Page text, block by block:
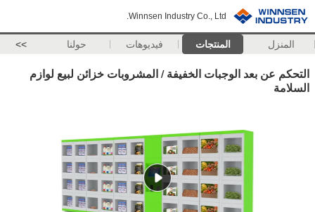
Winnsen Industry Co., Ltd.
المنزل المنتجات فيديوهات حولنا >>
التحكم عن بعد الوجبات الخفيفة / المشروبات خزائن لبيع لوازم
السلامة